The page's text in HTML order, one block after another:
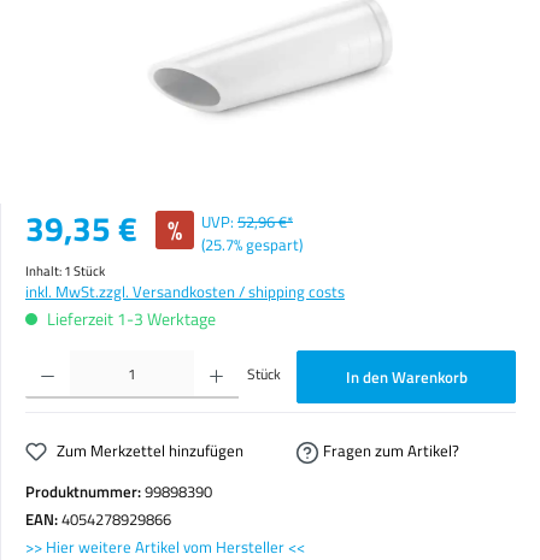
Verkaufspreis:
39,35 € % UVP: 52,96 €*
(25.7% gespart)
Inhalt:1 Stück
inkl. MwSt.zzgl. Versandkosten / shipping costs
Lieferzeit 1-3 Werktage
Produkt Anzahl: Gib den gewünschten Wert ein oder benutze die Schaltflächen um die Anzahl zu
Stück In den Warenkorb
Zum Merkzettel hinzufügen
Fragen zum Artikel?
Produktnummer:99898390
EAN:4054278929866
>> Hier weitere Artikel vom Hersteller <<